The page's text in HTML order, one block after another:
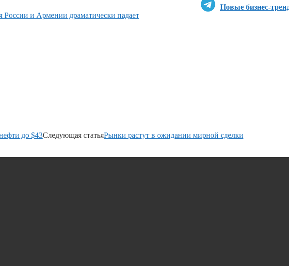
Новые бизнес-
России и Армении драматически падает
до $43Следующая статьяРынки растут в ожидании мирной сделки